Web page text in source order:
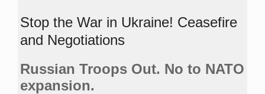
Stop the War in Ukraine! Ceasefire
and Negotiations
Russian Troops Out. No to NATO
expansion.